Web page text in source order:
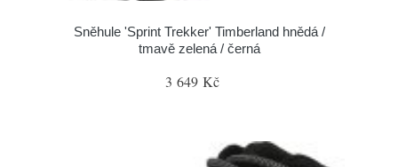
Sněhule 'Sprint Trekker' Timberland hnědá /
tmavě zelená / černá
3 649 Kč